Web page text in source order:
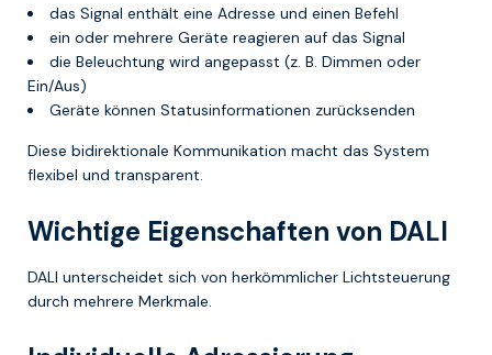
das Signal enthält eine Adresse und einen Befehl
ein oder mehrere Geräte reagieren auf das Signal
die Beleuchtung wird angepasst (z. B. Dimmen oder
Ein/Aus)
Geräte können Statusinformationen zurücksenden
Diese bidirektionale Kommunikation macht das System
flexibel und transparent.
Wichtige Eigenschaften von DALI
DALI unterscheidet sich von herkömmlicher Lichtsteuerung
durch mehrere Merkmale.